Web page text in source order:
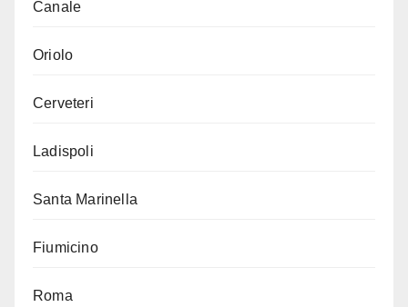
Canale
Oriolo
Cerveteri
Ladispoli
Santa Marinella
Fiumicino
Roma